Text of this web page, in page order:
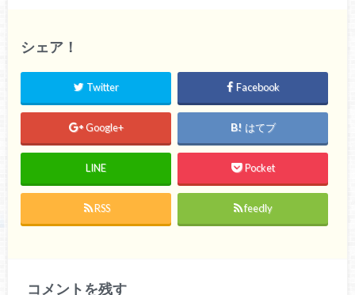
シェア！
Twitter Facebook
Google+ はてブ
LINE Pocket
RSS feedly
コメントを残す